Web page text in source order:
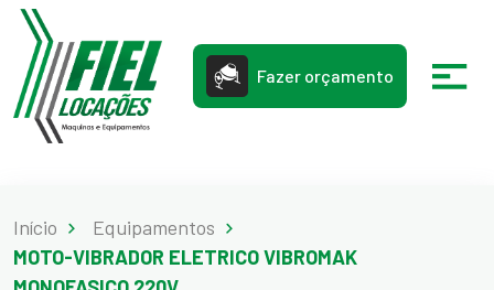
Fazer orçamento
Início
Equipamentos
MOTO-VIBRADOR ELETRICO VIBROMAK